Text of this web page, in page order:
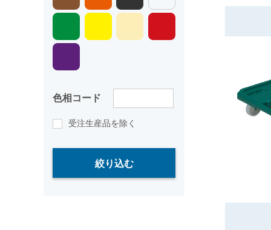
色相コード
受注生産品を除く